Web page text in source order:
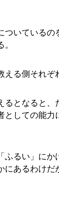
ついている
る側それぞ
るとなると
しての能力
ふるい」にか
あるわけだ